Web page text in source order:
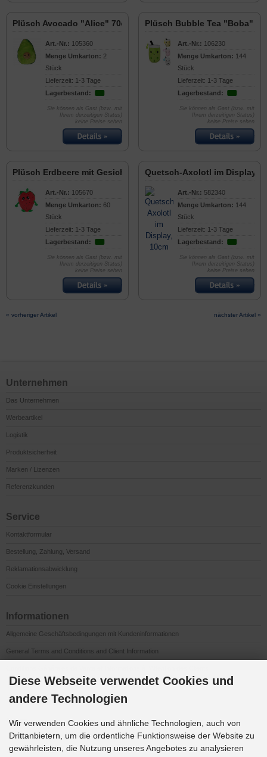
Plüsch Avocado "Alice" 70cm
Art.-Nr.: 105360
Menge Umkarton: 2
Stück
Lieferzeit: 1-3 Tage
Lagerbestand:
Sie können als Gast (bzw. mit
Ihrem derzeitigen Status)
keine Preise sehen
Plüsch Bubble Tea "Boba"
Art.-Nr.: 106230
Menge Umkarton: 144
Stück
Lieferzeit: 1-3 Tage
Lagerbestand:
Sie können als Gast (bzw. mit
Ihrem derzeitigen Status)
keine Preise sehen
Plüsch Erdbeere mit Gesicht "Berry" 20cm
Art.-Nr.: 105670
Menge Umkarton: 60
Stück
Lieferzeit: 1-3 Tage
Lagerbestand:
Sie können als Gast (bzw. mit
Ihrem derzeitigen Status)
keine Preise sehen
Quetsch-Axolotl im Display,
Art.-Nr.: 582340
Menge Umkarton: 144
Stück
Lieferzeit: 1-3 Tage
Lagerbestand:
Sie können als Gast (bzw. mit
Ihrem derzeitigen Status)
keine Preise sehen
« vorheriger Artikel nächster Artikel »
Unternehmen
Das Unternehmen
Werbeartikel
Logistik
Produktsicherheit
Marken / Lizenzen
Referenzkunden
Service
Kontaktformular
Bestellung, Zahlung, Versand
Reklamationsabwicklung
Cookie Einstellungen
Informationen
Allgemeine Geschäftsbedingungen mit Kundeninformationen
General Terms and Conditions and Client Information
Impressum
Datenschutzerklärung
Anfahrt
Downloads
Diese Webseite verwendet Cookies und
andere Technologien
Wir verwenden Cookies und ähnliche Technologien, auch von
Drittanbietern, um die ordentliche Funktionsweise der Website zu
gewährleisten, die Nutzung unseres Angebotes zu analysieren